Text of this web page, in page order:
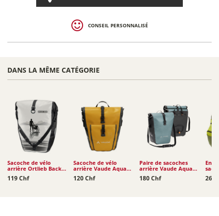
CONSEIL PERSONNALISÉ
DANS LA MÊME CATÉGORIE
Sacoche de vélo
arrière Ortlieb Back-
Roller Design 20L
119 Chf
Sacoche de vélo
arrière Vaude Aqua
Back Plus Single
(rec)...
120 Chf
Paire de sacoches
arrière Vaude Aqua
Back (rec) 2 x 24L
180 Chf 260